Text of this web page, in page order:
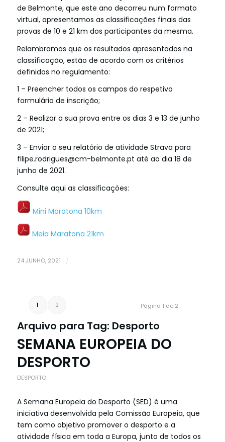
de Belmonte, que este ano decorreu num formato
virtual, apresentamos as classificações finais das
provas de 10 e 21 km dos participantes da mesma.
Relambramos que os resultados apresentados na
classificação, estão de acordo com os critérios
definidos no regulamento:
1 – Preencher todos os campos do respetivo
formulário de inscrição;
2 – Realizar a sua prova entre os dias 3 e 13 de junho
de 2021;
3 – Enviar o seu relatório de atividade Strava para
filipe.rodrigues@cm-belmonte.pt até ao dia 18 de
junho de 2021.
Consulte aqui as classificações:
Mini Maratona 10km
Meia Maratona 21km
24 JUNHO, 2021 /
Página 1 de 2
1 2
Arquivo para Tag: Desporto
SEMANA EUROPEIA DO
DESPORTO
DESPORTO
A Semana Europeia do Desporto (SED) é uma
iniciativa desenvolvida pela Comissão Europeia, que
tem como objetivo promover o desporto e a
atividade física em toda a Europa, junto de todos os